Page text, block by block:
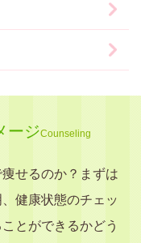
ージCounseling
せるのか？まずは
健康状態のチェッ
とができるかどう